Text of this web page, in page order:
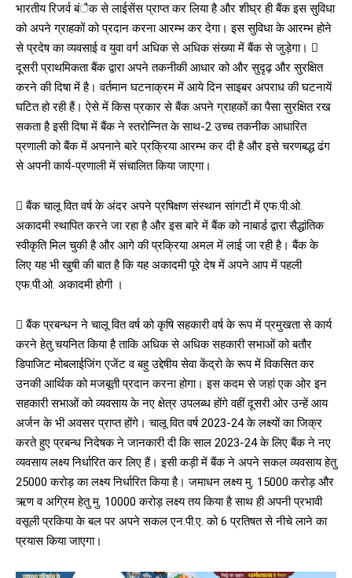
भारतीय रिजर्व बंैक से लाईसेंस प्राप्त कर लिया है और शीघ्र ही बैंक इस सुविधा
को अपने ग्राहकों को प्रदान करना आरम्भ कर देगा। इस सुविधा के आरम्भ होने
से प्रदेष का व्यवसाई व युवा वर्ग अधिक से अधिक संख्या में बैंक से जुड़ेगा। 
दूसरी प्राथमिकता बैंक द्वारा अपने तकनीकी आधार को और सुदृढ़ और सुरक्षित
करने की दिषा में है। वर्तमान घटनाक्रम में आये दिन साइबर अपराध की घटनायें
घटित हो रही हैं। ऐसे में किस प्रकार से बैंक अपने ग्राहकों का पैसा सुरक्षित रख
सकता है इसी दिषा में बैंक ने स्तरोन्नित के साथ-2 उच्च तकनीक आधारित
प्रणाली को बैंक में अपनाने बारे प्रक्रिया आरम्भ कर दी है और इसे चरणबद्ध ढंग
से अपनी कार्य-प्रणाली में संचालित किया जाएगा।
 बैंक चालू वित वर्ष के अंदर अपने प्रषिक्षण संस्थान सांगटी में एफ.पी.ओ.
अकादमी स्थापित करने जा रहा है और इस बारे में बैंक को नाबार्ड द्वारा सैद्धांतिक
स्वीकृति मिल चुकी है और आगे की प्रक्रिया अमल में लाई जा रही है। बैंक के
लिए यह भी खुषी की बात है कि यह अकादमी पूरे देष में अपने आप में पहली
एफ.पी.ओ. अकादमी होगी ।
 बैंक प्रबन्धन ने चालू वित वर्ष को कृषि सहकारी वर्ष के रूप में प्रमुखता से कार्य
करने हेतु चयनित किया है ताकि अधिक से अधिक सहकारी सभाओं को बतौर
डिपाजिट मोबलाईजिंग एजेंट व बहु उद्देषीय सेवा केंद्रो के रूप में विकसित कर
उनकी आर्थिक को मजबूती प्रदान करना होगा। इस कदम से जहां एक ओर इन
सहकारी सभाओं को व्यवसाय के नए क्षेत्र उपलब्ध होंगे वहीं दूसरी ओर उन्हें आय
अर्जन के भी अवसर प्राप्त होंगे। चालू वित वर्ष 2023-24 के लक्ष्यों का जिक्र
करते हुए प्रबन्ध निदेषक ने जानकारी दी कि साल 2023-24 के लिए बैंक ने नए
व्यवसाय लक्ष्य निर्धारित कर लिए हैं। इसी कड़ी में बैंक ने अपने सकल व्यवसाय हेतु
25000 करोड़ का लक्ष्य निर्धारित किया है। जमाधन लक्ष्य मु. 15000 करोड़ और
ऋण व अग्रिम हेतु मु. 10000 करोड़ लक्ष्य तय किया है साथ ही अपनी प्रभावी
वसूली प्रकिया के बल पर अपने सकल एन.पी.ए. को 6 प्रतिषत से नीचे लाने का
प्रयास किया जाएगा।